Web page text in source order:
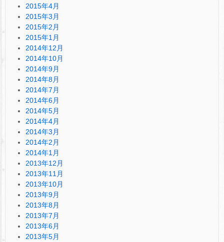
2015年4月
2015年3月
2015年2月
2015年1月
2014年12月
2014年10月
2014年9月
2014年8月
2014年7月
2014年6月
2014年5月
2014年4月
2014年3月
2014年2月
2014年1月
2013年12月
2013年11月
2013年10月
2013年9月
2013年8月
2013年7月
2013年6月
2013年5月